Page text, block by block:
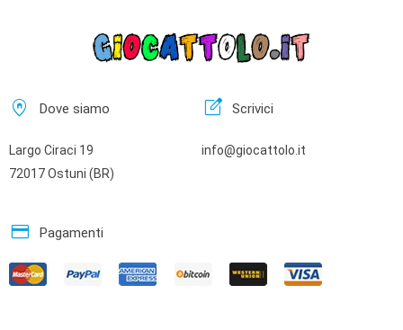
home_pin Dove siamo
Largo Ciraci 19
72017 Ostuni (BR)
edit_square Scrivici
info@giocattolo.it
credit_card Pagamenti